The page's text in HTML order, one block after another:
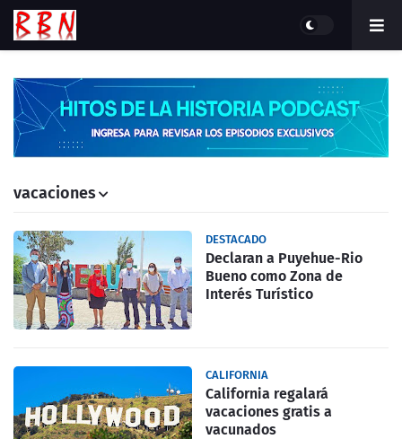
vacaciones
DESTACADO
Declaran a Puyehue-Rio
Bueno como Zona de
Interés Turístico
CALIFORNIA
California regalará
vacaciones gratis a
vacunados